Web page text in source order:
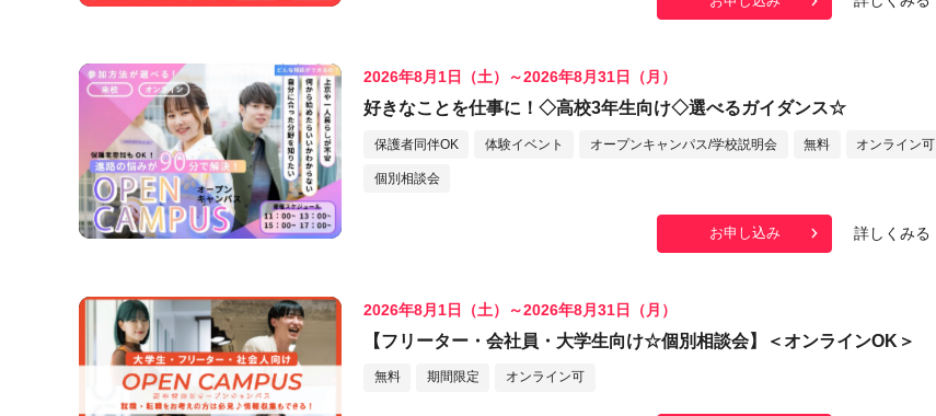
2026年8月1日（土）～2026年8月31日（月）
好きなことを仕事に！◇高校3年生向け◇選べるガイダンス☆
保護者同伴OK 体験イベント オープンキャンパス/学校説明会 無料 オンライン可
個別相談会
お申し込み 詳しくみる
2026年8月1日（土）～2026年8月31日（月）
【フリーター・会社員・大学生向け☆個別相談会】＜オンラインOK＞
無料 期間限定 オンライン可